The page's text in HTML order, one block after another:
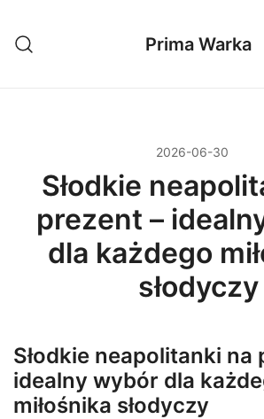
treści
Prima Warka
2026-06-30
Słodkie
prezent –
dla każdego
słodyczy
Słodkie neapolitanki na
idealny wybór dla
miłośnika słodyczy